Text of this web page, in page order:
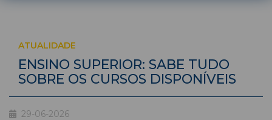
ATUALIDADE
ENSINO SUPERIOR: SABE TUDO
SOBRE OS CURSOS DISPONÍVEIS
29-06-2026